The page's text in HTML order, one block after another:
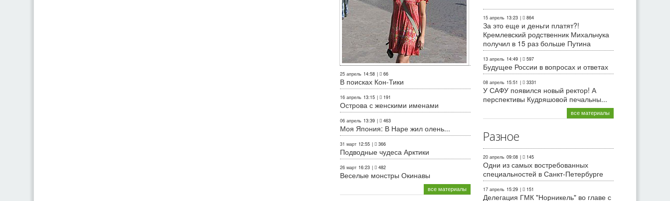
25 апрель 14:58 | 66
В поисках Кон-Тики
16 апрель 13:15 | 191
Острова с женскими именами
06 апрель 13:39 | 463
Моя Япония: В Наре жил олень...
31 март 12:55 | 366
Подводные чудеса Арктики
26 март 16:23 | 482
Веселые монстры Окинавы
все материалы
15 апрель 13:23 | 864
За это еще и деньги платят?!
Кремлевский родственник Михальчука
получил в 15 раз больше Путина
13 апрель 14:49 | 597
Будущее России в вопросах и ответах
08 апрель 15:51 | 3331
У САФУ появился новый ректор! А
перспективы Кудряшовой печальны...
все материалы
Разное
20 апрель 09:08 | 145
Одни из самых востребованных
специальностей в Санкт-Петербурге
17 апрель 15:29 | 151
Делегация ГМК "Норникель" во главе с